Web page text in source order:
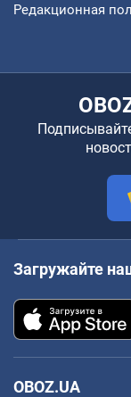
Редакционная
Загружайте
OBOZ.UA